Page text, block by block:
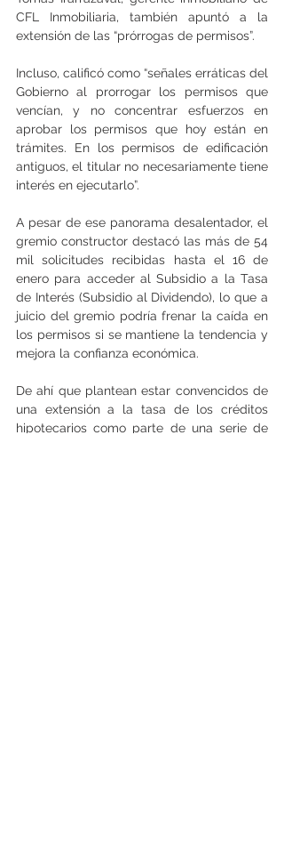
CFL Inmobiliaria, también apuntó a la
extensión de las “prórrogas de permisos”.
Incluso, calificó como “señales erráticas del
Gobierno al prorrogar los permisos que
vencían, y no concentrar esfuerzos en
aprobar los permisos que hoy están en
trámites. En los permisos de edificación
antiguos, el titular no necesariamente tiene
interés en ejecutarlo”.
A pesar de ese panorama desalentador, el
gremio constructor destacó las más de 54
mil solicitudes recibidas hasta el 16 de
enero para acceder al Subsidio a la Tasa
de Interés (Subsidio al Dividendo), lo que a
juicio del gremio podría frenar la caída en
los permisos si se mantiene la tendencia y
mejora la confianza económica.
De ahí que plantean estar convencidos de
una extensión a la tasa de los créditos
hipotecarios como parte de una serie de